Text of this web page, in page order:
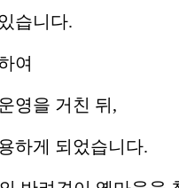
습니다.
여
영을 거친 뒤,
하게 되었습니다.